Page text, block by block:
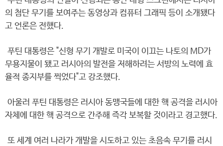
의 첨단 무기를 보여주는 동영상과 컴퓨터 그래픽 등이 소개됐다
고 언론은 전했다.
푸틴 대통령은 "신형 무기 개발로 미국이 이끄는 나토의 MD가
무용지물이 됐고 러시아의 발전을 저해하려는 서방의 노력에 효
율적 종지부를 찍었다"고 강조했다.
아울러 푸틴 대통령은 러시아 동맹국들에 대한 핵 공격을 러시아
자체에 대한 핵 공격으로 간주해 즉각 보복할 것이라고 경고했다.
또 세계 여러 나라가 개발을 시도하고 있는 초음속 무기를 러시